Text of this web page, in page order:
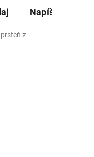
Napíšte nám
prsteň z